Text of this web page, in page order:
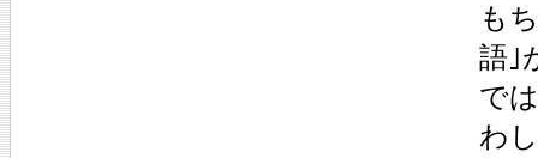
も
語｣
で
わ